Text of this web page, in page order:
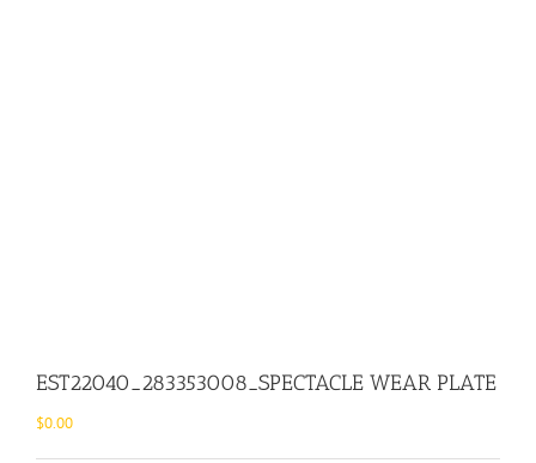
EST22040_283353008_SPECTACLE WEAR PLATE
$0.00